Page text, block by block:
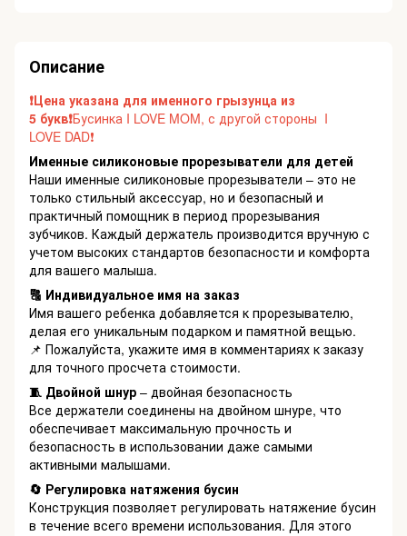
Описание
❗️Цена указана для именного грызунца из
5 букв❗️Бусинка I LOVE MOM, с другой стороны I
LOVE DAD❗️
Именные силиконовые прорезыватели для детей
Наши именные силиконовые прорезыватели – это не
только стильный аксессуар, но и безопасный и
практичный помощник в период прорезывания
зубчиков. Каждый держатель производится вручную с
учетом высоких стандартов безопасности и комфорта
для вашего малыша.
🔠 Индивидуальное имя на заказ
Имя вашего ребенка добавляется к прорезывателю,
делая его уникальным подарком и памятной вещью.
📌 Пожалуйста, укажите имя в комментариях к заказу
для точного просчета стоимости.
🧵 Двойной шнур – двойная безопасность
Все держатели соединены на двойном шнуре, что
обеспечивает максимальную прочность и
безопасность в использовании даже самыми
активными малышами.
🔄 Регулировка натяжения бусин
Конструкция позволяет регулировать натяжение бусин
в течение всего времени использования. Для этого